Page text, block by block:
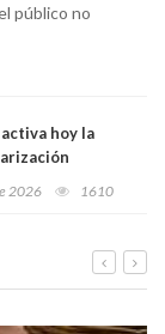
público no
hoy la
2026 1610